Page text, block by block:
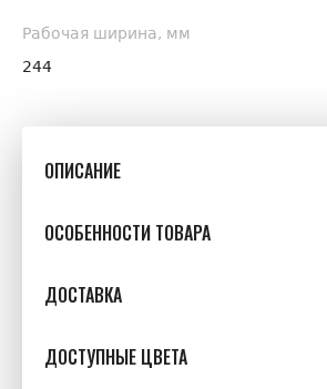
Рабочая ширина, мм
244
ОПИСАНИЕ
ОСОБЕННОСТИ ТОВАРА
ДОСТАВКА
ДОСТУПНЫЕ ЦВЕТА